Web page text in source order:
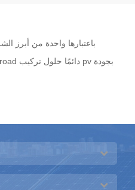
باعتبارها واحدة من أبرز